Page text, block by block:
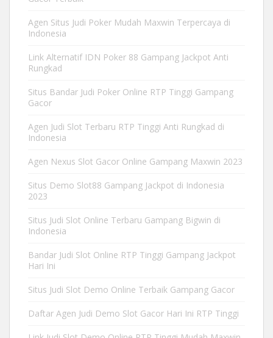
Agen Situs Judi Poker Mudah Maxwin Terpercaya di
Indonesia
Link Alternatif IDN Poker 88 Gampang Jackpot Anti
Rungkad
Situs Bandar Judi Poker Online RTP Tinggi Gampang
Gacor
Agen Judi Slot Terbaru RTP Tinggi Anti Rungkad di
Indonesia
Agen Nexus Slot Gacor Online Gampang Maxwin 2023
Situs Demo Slot88 Gampang Jackpot di Indonesia
2023
Situs Judi Slot Online Terbaru Gampang Bigwin di
Indonesia
Bandar Judi Slot Online RTP Tinggi Gampang Jackpot
Hari Ini
Situs Judi Slot Demo Online Terbaik Gampang Gacor
Daftar Agen Judi Demo Slot Gacor Hari Ini RTP Tinggi